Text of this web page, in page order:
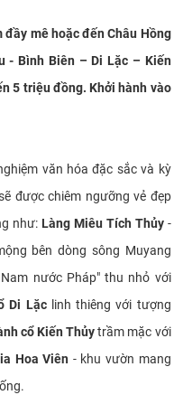
mê hoặc đến Châu Hồng
- Bình Biên – Di Lặc – Kiến
5 triệu đồng. Khởi hành vào
văn hóa đặc sắc và kỳ
được chiêm ngưỡng vẻ đẹp
như: Làng Miêu Tích Thủy -
bên dòng sông Muyang
nước Pháp" thu nhỏ với
Di Lặc linh thiêng với tượng
cổ Kiến Thủytrầm mặc với
Hoa Viên - khu vườn mang